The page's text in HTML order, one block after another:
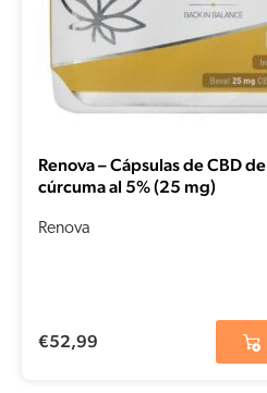
Renova – Cápsulas de CBD de
cúrcuma al 5% (25 mg)
Renova
€52,99